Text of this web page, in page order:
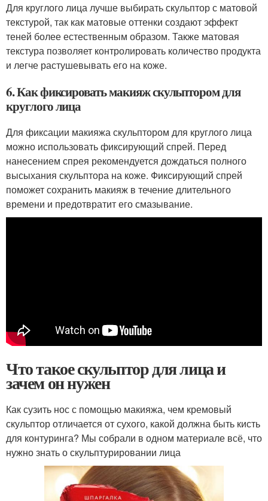
Для круглого лица лучше выбирать скульптор с матовой
текстурой, так как матовые оттенки создают эффект
теней более естественным образом. Также матовая
текстура позволяет контролировать количество продукта
и легче растушевывать его на коже.
6. Как фиксировать макияж скульптором для
круглого лица
Для фиксации макияжа скульптором для круглого лица
можно использовать фиксирующий спрей. Перед
нанесением спрея рекомендуется дождаться полного
высыхания скульптора на коже. Фиксирующий спрей
поможет сохранить макияж в течение длительного
времени и предотвратит его смазывание.
Что такое скульптор для лица и
зачем он нужен
Как сузить нос с помощью макияжа, чем кремовый
скульптор отличается от сухого, какой должна быть кисть
для контуринга? Мы собрали в одном материале всё, что
нужно знать о скульптурировании лица